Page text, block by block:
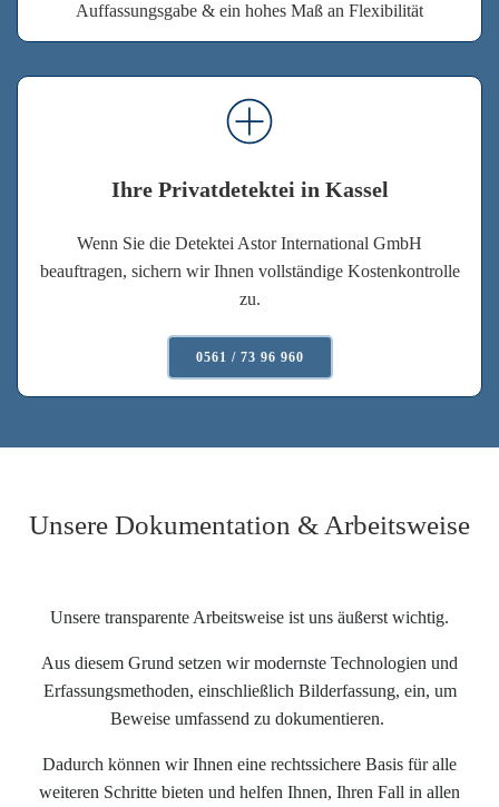
Auffassungsgabe & ein hohes Maß an Flexibilität
Ihre Privatdetektei in Kassel
Wenn Sie die Detektei Astor International GmbH
beauftragen, sichern wir Ihnen vollständige Kostenkontrolle
zu.
0561 / 73 96 960
Unsere Dokumentation & Arbeitsweise
Unsere transparente Arbeitsweise ist uns äußerst wichtig.
Aus diesem Grund setzen wir modernste Technologien und
Erfassungsmethoden, einschließlich Bilderfassung, ein, um
Beweise umfassend zu dokumentieren.
Dadurch können wir Ihnen eine rechtssichere Basis für alle
weiteren Schritte bieten und helfen Ihnen, Ihren Fall in allen